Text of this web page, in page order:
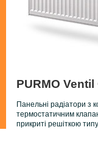
PURMO
Панельні радіатори з
термостатичним
прикриті решіткою